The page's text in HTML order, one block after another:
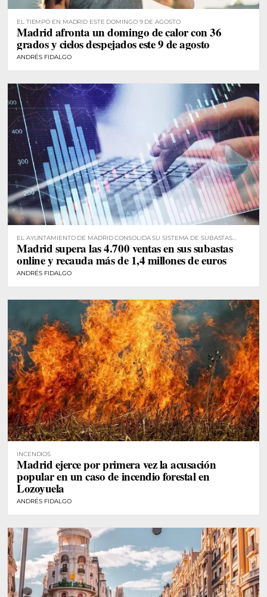
EL TIEMPO EN MADRID ESTE DOMINGO 9 DE AGOSTO
Madrid afronta un domingo de calor con 36
grados y cielos despejados este 9 de agosto
ANDRÉS FIDALGO
EL AYUNTAMIENTO DE MADRID CONSOLIDA SU SISTEMA DE SUBASTAS
DIGITALES
Madrid supera las 4.700 ventas en sus subastas
online y recauda más de 1,4 millones de euros
ANDRÉS FIDALGO
INCENDIOS
Madrid ejerce por primera vez la acusación
popular en un caso de incendio forestal en
Lozoyuela
ANDRÉS FIDALGO